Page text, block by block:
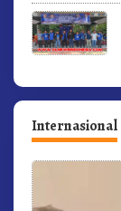
Internasional